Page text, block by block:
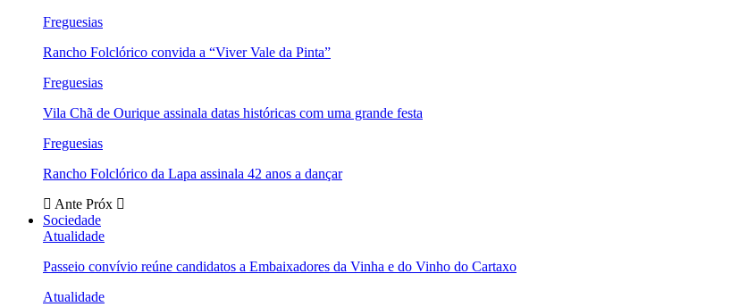
Freguesias
Rancho Folclórico convida a “Viver Vale da Pinta”
Freguesias
Vila Chã de Ourique assinala datas históricas com uma grande festa
Freguesias
Rancho Folclórico da Lapa assinala 42 anos a dançar
Ante Próx
Sociedade
Atualidade
Passeio convívio reúne candidatos a Embaixadores da Vinha e do Vinho do Cartaxo
Atualidade